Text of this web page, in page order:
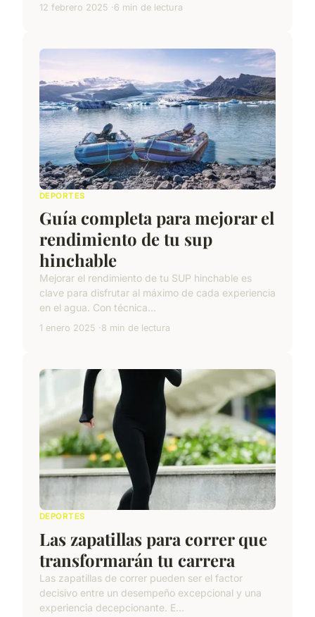
12 febrero 2025 6 min de lectura
DEPORTES
Guía completa para mejorar el
rendimiento de tu sup
hinchable
Mejorar el rendimiento de tu SUP hinchable es
clave para disfrutar al máximo de cada experiencia
en el agua. Con técnica...
1 enero 2025 8 min de lectura
DEPORTES
Las zapatillas para correr que
transformarán tu carrera
Las zapatillas de correr pueden ser el factor
decisivo entre un desempeño excepcional y una
experiencia decepcionante. E...